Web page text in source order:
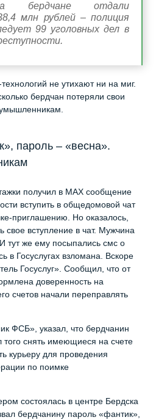
бердчане отдали
млн рублей – полиция
99 уголовных дел в
не утихают ни на миг.
бердчан потеряли свои
пароль – «весна».
получил в MAX сообщение
вступить в общедомовой чат
приглашению. Но оказалось,
свое вступление в чат. Мужчина
тут же ему посыпались смс о
в Госуслугах взломана. Вскоре
Госуслуг». Сообщил, что от
доверенность на
счетов начали переправлять
ФСБ», указал, что бердчанин
снять имеющиеся на счете
курьеру для проведения
по поимке
состоялась в центре Бердска
бердчанину пароль «фантик»,